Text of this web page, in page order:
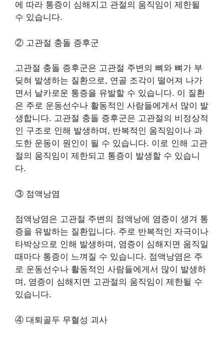
에 따라 통증이 심해지고 관절의 움직임이 제한될
수 있습니다.
② 고관절 충돌 증후군
고관절 충돌 증후군은 고관절 주변의 뼈와 뼈가 부
딪혀 발생하는 질환으로, 연골 조각이 떨어져 나가
면서 날카로운 통증을 유발할 수 있습니다. 이 질환
은 주로 운동선수나 활동적인 사람들에게서 많이 발
생합니다. 고관절 충돌 증후군은 고관절의 비정상적
인 구조로 인해 발생하며, 반복적인 움직임이나 과
도한 운동이 원인이 될 수 있습니다. 이로 인해 고관
절의 움직임이 제한되고 통증이 발생할 수 있습니
다.
③ 점액낭염
점액낭염은 고관절 주변의 점액낭에 염증이 생겨 통
증을 유발하는 질환입니다. 주로 반복적인 자극이나
타박상으로 인해 발생하며, 염증이 심해지면 움직일
때마다 통증이 느껴질 수 있습니다. 점액낭염은 주
로 운동선수나 활동적인 사람들에게서 많이 발생하
며, 염증이 심해지면 고관절의 움직임이 제한될 수
있습니다.
④ 대퇴골두 무혈성 괴사